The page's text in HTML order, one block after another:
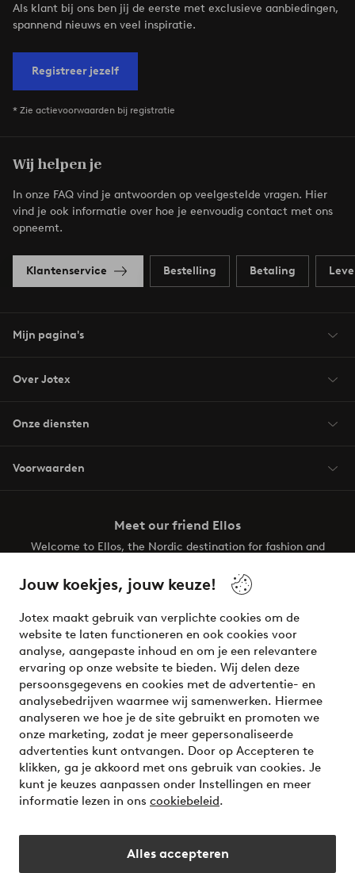
Jouw koekjes, jouw keuze!
Jotex maakt gebruik van verplichte cookies om de
website te laten functioneren en ook cookies voor
analyse, aangepaste inhoud en om je een relevantere
ervaring op onze website te bieden. Wij delen deze
persoonsgegevens en cookies met de advertentie- en
analysebedrijven waarmee wij samenwerken. Hiermee
analyseren we hoe je de site gebruikt en promoten we
onze marketing, zodat je meer gepersonaliseerde
advertenties kunt ontvangen. Door op Accepteren te
klikken, ga je akkoord met ons gebruik van cookies. Je
kunt je keuzes aanpassen onder Instellingen en meer
informatie lezen in ons cookiebeleid.
Alles accepteren
Als klant bij ons ben jij de eerste met exclusieve aanbiedingen,
spannend nieuws en veel inspiratie.
Registreer jezelf
* Zie actievoorwaarden bij registratie
Wij helpen je
In onze FAQ vind je antwoorden op veelgestelde vragen. Hier
vind je ook informatie over hoe je eenvoudig contact met ons
opneemt.
Klantenservice Bestelling Betaling
Mijn pagina's
Over Jotex
Onze diensten
Voorwaarden
Meet our friend Ellos
Welcome to Ellos, the Nordic destination for fashion and
your wardrobe. Your next inspiring look is here!
Veilig betalen - Nu betalen of opsplitsen
Wil je meer weten over onze betaalopties?